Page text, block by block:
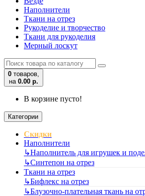
Наполнители
Ткани на отрез
Рукоделие и творчество
Ткани для рукоделия
Мерный лоскут
0 товаров,
на 0.00 р.
В корзине пусто!
Категории
Скидки
Наполнители
↳Наполнитель для игрушек и
↳Синтепон на отрез
Ткани на отрез
↳Бифлекс на отрез
↳Блузочно-плательная ткань на